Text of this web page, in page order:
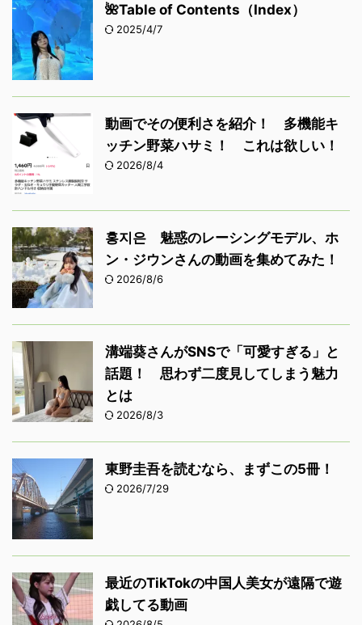
🌺Table of Contents（Index）
2025/4/7
動画でその便利さを紹介！ 多機能キ
ッチン野菜ハサミ！ これは欲しい！
2026/8/4
홍지은 魅惑のレーシングモデル、ホ
ン・ジウンさんの動画を集めてみた！
2026/8/6
溝端葵さんがSNSで「可愛すぎる」と
話題！ 思わず二度見してしまう魅力
とは
2026/8/3
東野圭吾を読むなら、まずこの5冊！
2026/7/29
最近のTikTokの中国人美女が遠隔で遊
戯してる動画